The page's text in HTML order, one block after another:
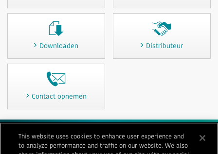
Downloaden Distributeur
Contact opnemen
Gebruiksvoorwaarden Privacy Cookiebeleid Sitemap
Contact opnemen Impressum
This website uses cookies to enhance user experience and
to analyze performance and traffic on our website. We also